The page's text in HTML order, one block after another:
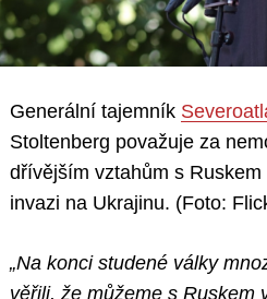
Generální tajemník
Stoltenberg považuje za
dřívějším vztahům s
invazi na Ukrajinu. (Foto:
„Na konci studené války
věřili, že můžeme s Ruskem